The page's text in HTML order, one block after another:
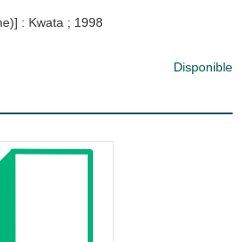
: Kwata ; 1998
Disponible